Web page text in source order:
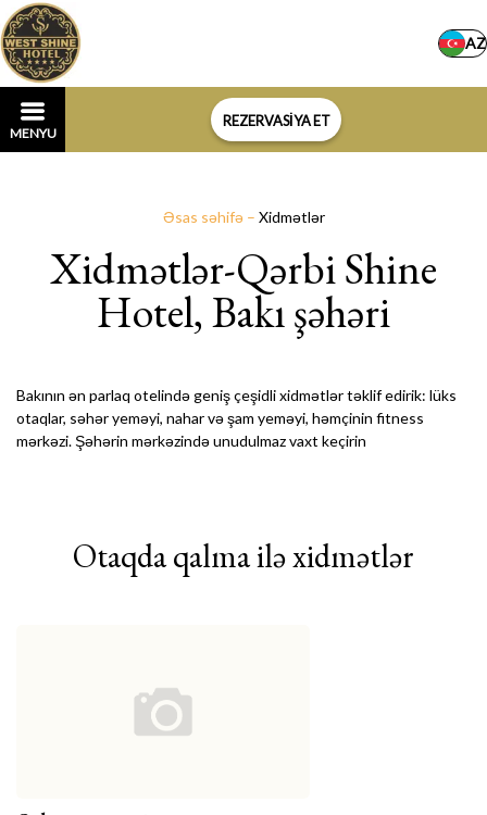
AZ
MENYU
REZERVASİYA ET
Əsas səhifə – Xidmətlər
Xidmətlər-Qərbi Shine
Hotel, Bakı şəhəri
Bakının ən parlaq otelində geniş çeşidli xidmətlər təklif edirik: lüks
otaqlar, səhər yeməyi, nahar və şam yeməyi, həmçinin fitness
mərkəzi. Şəhərin mərkəzində unudulmaz vaxt keçirin
Otaqda qalma ilə xidmətlər